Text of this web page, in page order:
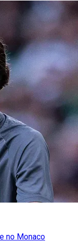
no Monaco